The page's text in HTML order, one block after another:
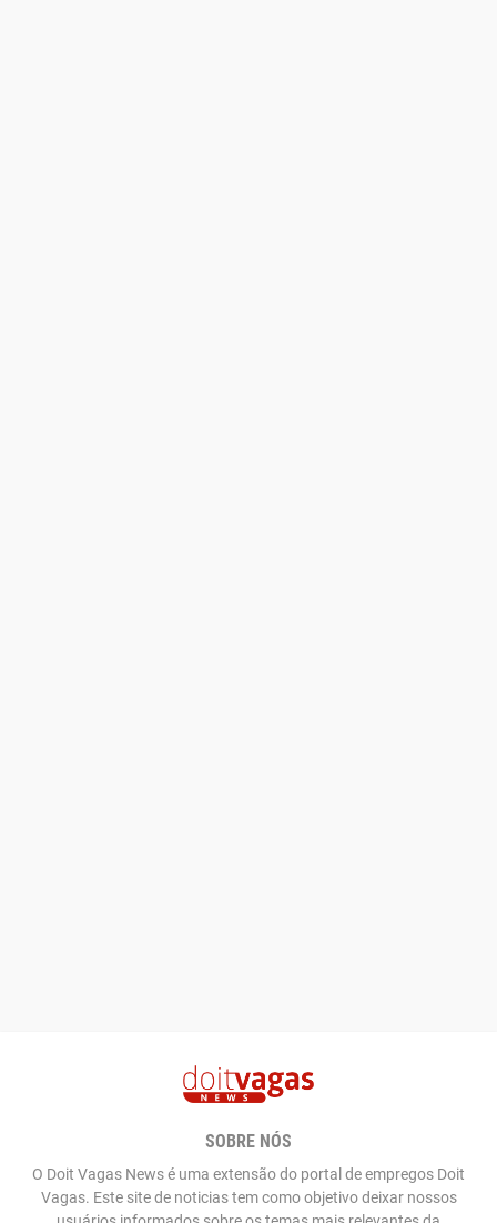
SOBRE NÓS
O Doit Vagas News é uma extensão do portal de empregos Doit
Vagas. Este site de noticias tem como objetivo deixar nossos